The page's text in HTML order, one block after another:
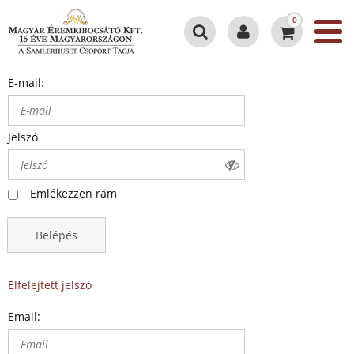
0
E-mail:
Jelszó
Emlékezzen rám
Belépés
Elfelejtett jelszó
Email: